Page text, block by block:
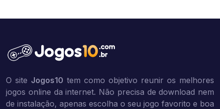
O site Jogos10 tem como objetivo reunir os melhores
jogos online da internet. Não precisa de download nem
de instalação, apenas escolha o seu jogo favorito e boa